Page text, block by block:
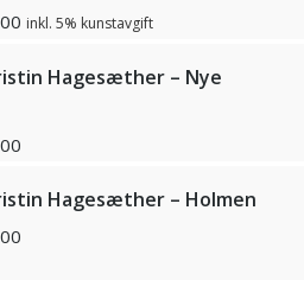
inkl. 5% kunstavgift
Hagesæther – Nye
Hagesæther – Holmen